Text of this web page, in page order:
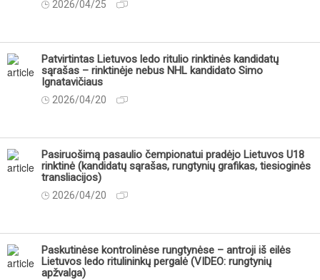
2026/04/25
Patvirtintas Lietuvos ledo ritulio rinktinės kandidatų
sąrašas – rinktinėje nebus NHL kandidato Simo
Ignatavičiaus
2026/04/20
Pasiruošimą pasaulio čempionatui pradėjo Lietuvos U18
rinktinė (kandidatų sąrašas, rungtynių grafikas, tiesioginės
transliacijos)
2026/04/20
Paskutinėse kontrolinėse rungtynėse – antroji iš eilės
Lietuvos ledo ritulininkų pergalė (VIDEO: rungtynių
apžvalga)